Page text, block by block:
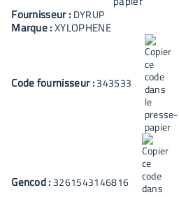
Fournisseur : DYRUP
Marque :XYLOPHENE
Code fournisseur :343533
Gencod : 3261543146816